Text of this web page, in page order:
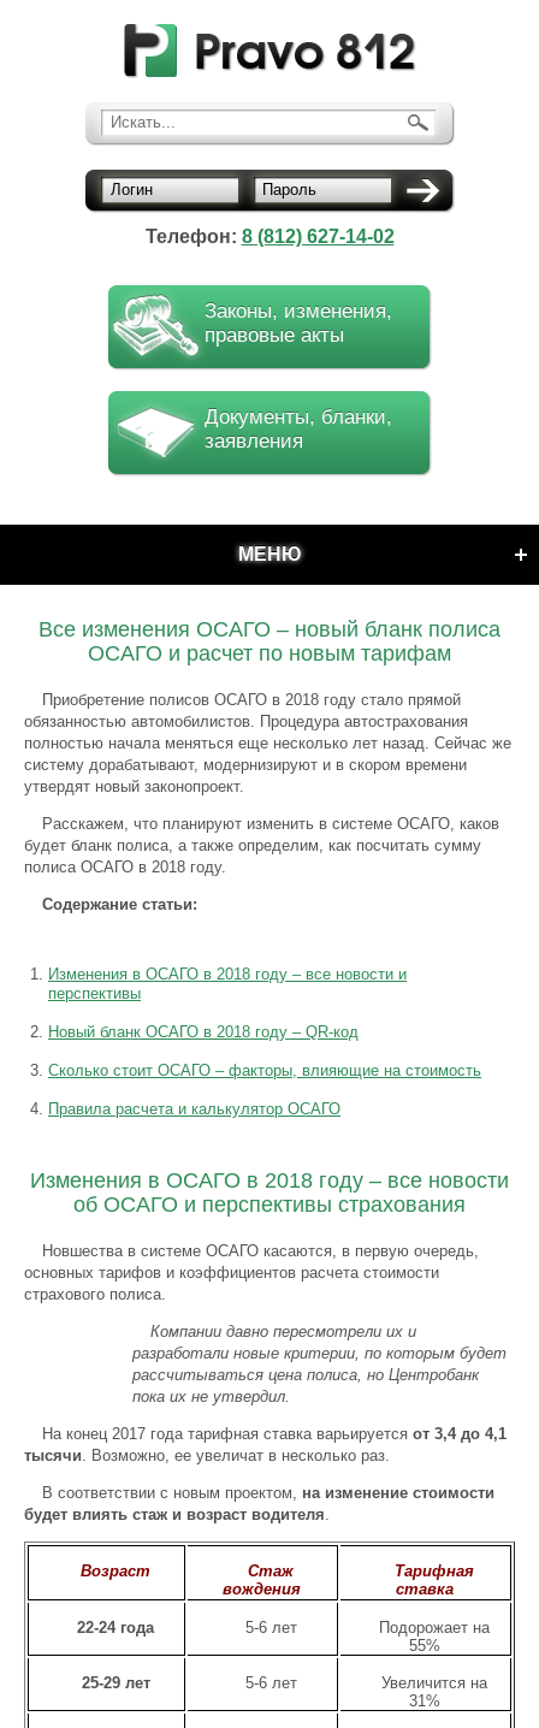
Искать...
Логин Пароль
Телефон: 8 (812) 627-14-02
Законы, изменения,
правовые акты
Документы, бланки,
заявления
МЕНЮ
Все изменения ОСАГО – новый бланк полиса
ОСАГО и расчет по новым тарифам
Приобретение полисов ОСАГО в 2018 году стало прямой
обязанностью автомобилистов. Процедура автострахования
полностью начала меняться еще несколько лет назад. Сейчас же
систему дорабатывают, модернизируют и в скором времени
утвердят новый законопроект.
Расскажем, что планируют изменить в системе ОСАГО, каков
будет бланк полиса, а также определим, как посчитать сумму
полиса ОСАГО в 2018 году.
Содержание статьи:
Изменения в ОСАГО в 2018 году – все новости и
перспективы
Новый бланк ОСАГО в 2018 году – QR-код
Сколько стоит ОСАГО – факторы, влияющие на стоимость
Правила расчета и калькулятор ОСАГО
Изменения в ОСАГО в 2018 году – все новости
об ОСАГО и перспективы страхования
Новшества в системе ОСАГО касаются, в первую очередь,
основных тарифов и коэффициентов расчета стоимости
страхового полиса.
Компании давно пересмотрели их и
разработали новые критерии, по которым будет
рассчитываться цена полиса, но Центробанк
пока их не утвердил.
На конец 2017 года тарифная ставка варьируется от 3,4 до 4,1
тысячи. Возможно, ее увеличат в несколько раз.
В соответствии с новым проектом, на изменение стоимости
будет влиять стаж и возраст водителя.
Возраст
Стаж
вождения
Тарифная
ставка
22-24 года 5-6 лет
Подорожает на
55%
25-29 лет 5-6 лет
Увеличится на
31%